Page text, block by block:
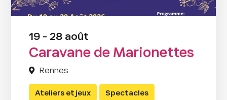
19 - 28 août
Caravane de Marionettes
Rennes
Ateliers et jeux Spectacles